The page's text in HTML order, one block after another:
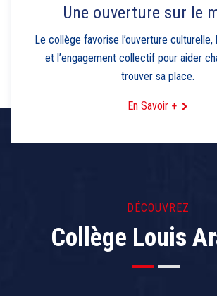
Une ouverture sur le
Le collège favorise l’ouverture culturelle,
et l’engagement collectif pour aider
trouver sa place.
En Savoir +
DÉCOUVREZ
Collège Louis